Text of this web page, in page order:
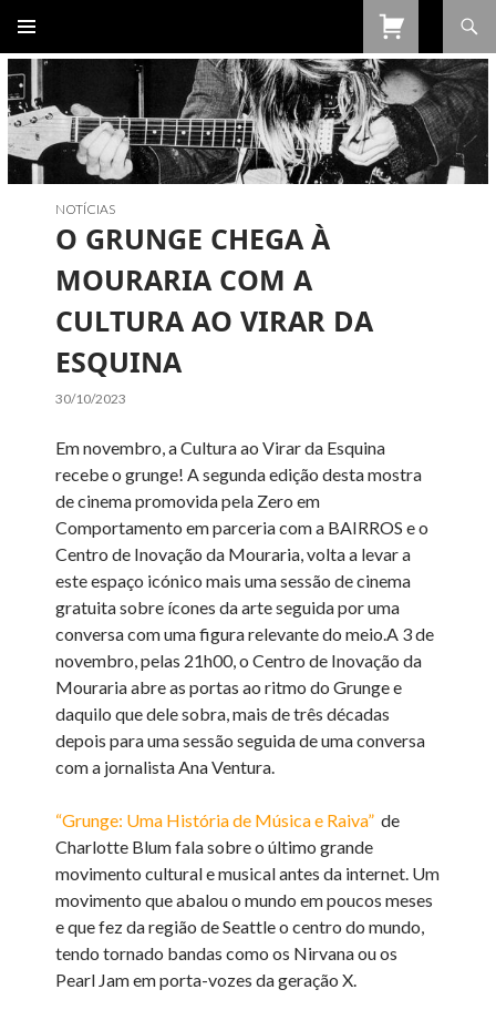
PARA
O
CONTEÚDO
NOTÍCIAS
O GRUNGE CHEGA À
MOURARIA COM A
CULTURA AO VIRAR DA
ESQUINA
30/10/2023
Em novembro, a Cultura ao Virar da Esquina
recebe o grunge! A segunda edição desta mostra
de cinema promovida pela Zero em
Comportamento em parceria com a BAIRROS e o
Centro de Inovação da Mouraria, volta a levar a
este espaço icónico mais uma sessão de cinema
gratuita sobre ícones da arte seguida por uma
conversa com uma figura relevante do meio.A 3 de
novembro, pelas 21h00, o Centro de Inovação da
Mouraria abre as portas ao ritmo do Grunge e
daquilo que dele sobra, mais de três décadas
depois para uma sessão seguida de uma conversa
com a jornalista Ana Ventura.
“Grunge: Uma História de Música e Raiva” de
Charlotte Blum fala sobre o último grande
movimento cultural e musical antes da internet. Um
movimento que abalou o mundo em poucos meses
e que fez da região de Seattle o centro do mundo,
tendo tornado bandas como os Nirvana ou os
Pearl Jam em porta-vozes da geração X.